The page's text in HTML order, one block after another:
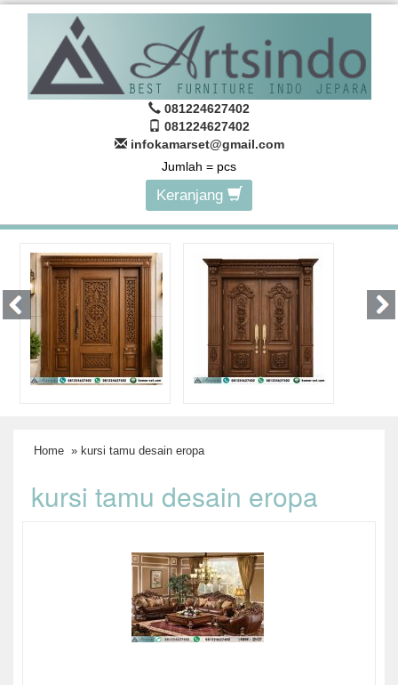
081224627402
081224627402
infokamarset@gmail.com
Jumlah = pcs
Keranjang
Home » kursi tamu desain eropa
kursi tamu desain eropa